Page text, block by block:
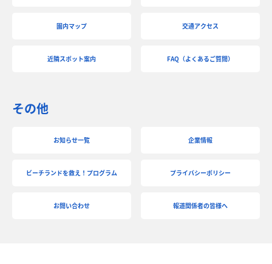
園内マップ 交通アクセス
近隣スポット案内 FAQ（よくあるご質問）
その他
お知らせ一覧 企業情報
ビーチランドを救え！プログラム プライバシーポリシー
お問い合わせ 報道関係者の皆様へ